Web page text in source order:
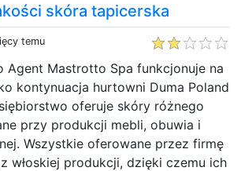
skóra tapicerska
temu
Agent Mastrotto Spa funkcjonuje na
kontynuacja hurtowni Duma Poland
oferuje skóry różnego
przy produkcji mebli, obuwia i
Wszystkie oferowane przez firmę
włoskiej produkcji, dzięki czemu ich